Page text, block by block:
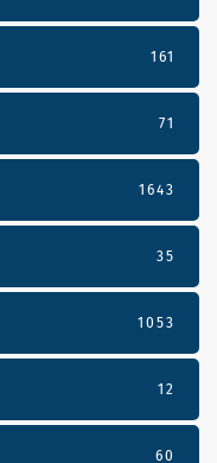
161
71
1643
35
1053
12
60